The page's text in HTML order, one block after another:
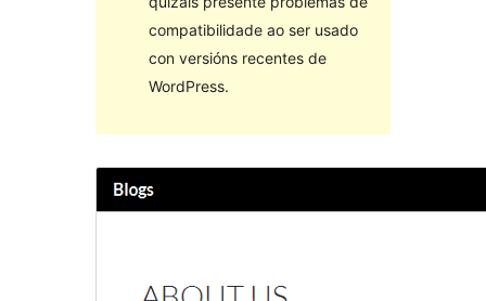
compatibilidade ao ser usado
con versións recentes de
WordPress.